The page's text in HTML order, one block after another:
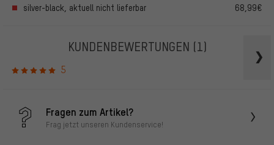
silver-black, aktuell nicht lieferbar 68,99€
KUNDENBEWERTUNGEN (1)
5
Fragen zum Artikel?
Frag jetzt unseren Kundenservice!